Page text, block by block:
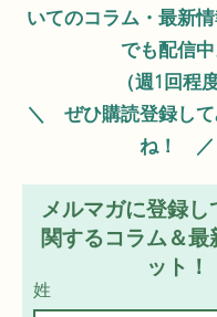
いてのコラム・最新
でも配信中
（週1回程度
＼ ぜひ購読登録して
ね！ ／
メルマガに登録し
関するコラム＆最
ット！
姓